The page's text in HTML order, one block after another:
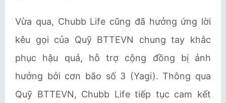
Vừa qua, Chubb Life cũng đã hưởng ứng lời
kêu gọi của Quỹ BTTEVN
chung tay khắc
phục hậu quả, hỗ trợ cộng đồng bị ảnh
hưởng bởi cơn bão số 3 (Yagi). Thông qua
Quỹ BTTEVN, Chubb Life tiếp tục cam kết